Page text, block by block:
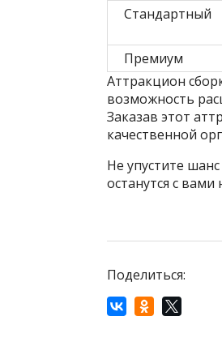
Стандартный
Премиум
Аттракцион
возможность
Заказав этот
качественной
Не упустите
останутся с
Поделиться: